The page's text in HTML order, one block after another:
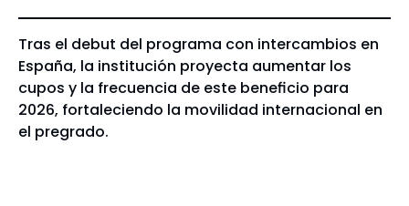
Tras el debut del programa con intercambios en
España, la institución proyecta aumentar los
cupos y la frecuencia de este beneficio para
2026, fortaleciendo la movilidad internacional en
el pregrado.